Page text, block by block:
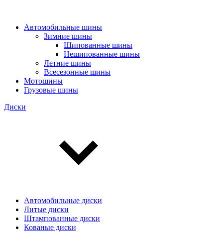
Автомобильные шины
Зимние шины
Шипованные шины
Нешипованные шины
Летние шины
Всесезонные шины
Мотошины
Грузовые шины
Диски
Автомобильные диски
Литые диски
Штампованные диски
Кованые диски